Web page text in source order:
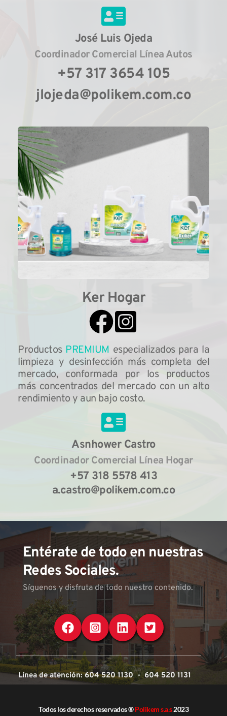
José Luis Ojeda
Coordinador Comercial Línea Autos
+57 317 3654 105
jlojeda@polikem.com.co
Ker Hogar
Productos PREMIUM especializados para la
limpieza y desinfección más completa del
mercado, conformada por los productos
más concentrados del mercado con un alto
rendimiento y aun bajo costo.
Asnhower Castro
Coordinador Comercial Línea Hogar
+57 318 5578 413
a.castro@polikem.com.co
Entérate de todo en nuestras
Redes Sociales.
Síguenos y disfruta de todo nuestro contenido.
  Línea de atención: 604 520 1130  -  604 520 1131
Todos los derechos reservados ® Polikem s.a.s 2023